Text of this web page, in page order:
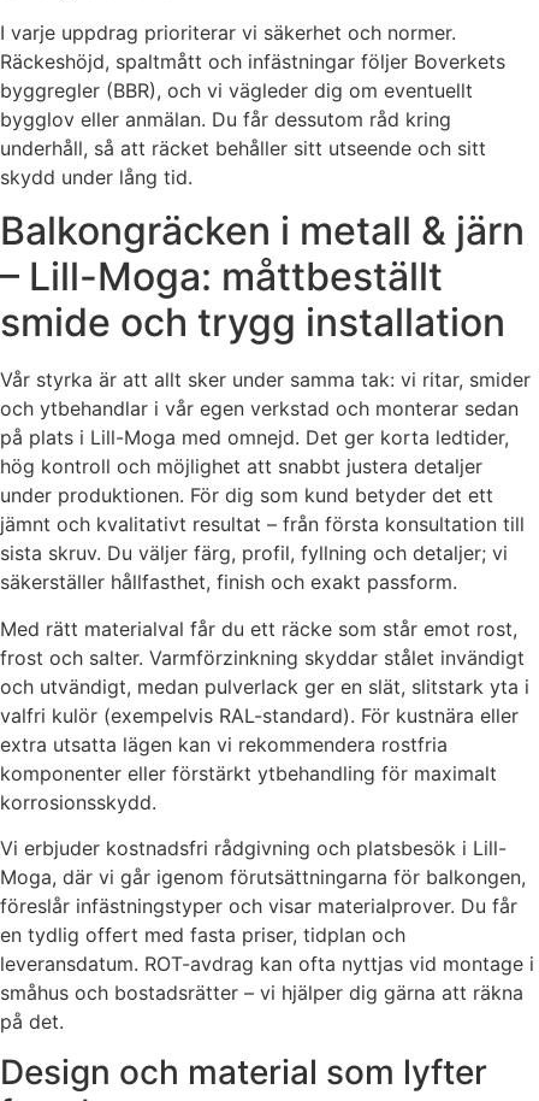
I varje uppdrag prioriterar vi säkerhet och normer.
Räckeshöjd, spaltmått och infästningar följer Boverkets
byggregler (BBR), och vi vägleder dig om eventuellt
bygglov eller anmälan. Du får dessutom råd kring
underhåll, så att räcket behåller sitt utseende och sitt
skydd under lång tid.
Balkongräcken i metall & järn
– Lill-Moga: måttbeställt
smide och trygg installation
Vår styrka är att allt sker under samma tak: vi ritar, smider
och ytbehandlar i vår egen verkstad och monterar sedan
på plats i Lill-Moga med omnejd. Det ger korta ledtider,
hög kontroll och möjlighet att snabbt justera detaljer
under produktionen. För dig som kund betyder det ett
jämnt och kvalitativt resultat – från första konsultation till
sista skruv. Du väljer färg, profil, fyllning och detaljer; vi
säkerställer hållfasthet, finish och exakt passform.
Med rätt materialval får du ett räcke som står emot rost,
frost och salter. Varmförzinkning skyddar stålet invändigt
och utvändigt, medan pulverlack ger en slät, slitstark yta i
valfri kulör (exempelvis RAL-standard). För kustnära eller
extra utsatta lägen kan vi rekommendera rostfria
komponenter eller förstärkt ytbehandling för maximalt
korrosionsskydd.
Vi erbjuder kostnadsfri rådgivning och platsbesök i Lill-
Moga, där vi går igenom förutsättningarna för balkongen,
föreslår infästningstyper och visar materialprover. Du får
en tydlig offert med fasta priser, tidplan och
leveransdatum. ROT-avdrag kan ofta nyttjas vid montage i
småhus och bostadsrätter – vi hjälper dig gärna att räkna
på det.
Design och material som lyfter